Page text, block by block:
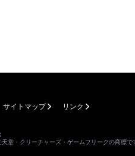
サイトマップ リンク
堂・クリーチャーズ・ゲームフリークの商標で